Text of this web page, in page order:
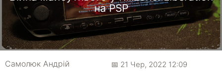
на PSP
Самолюк Андрій 📅 21 Чер, 2022 12:09